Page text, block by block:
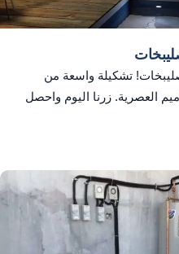
تشكيلة واسعة من
العصرية. زرنا اليوم واحصل